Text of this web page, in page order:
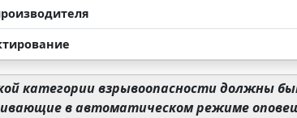
категории взрывоопасности должны
в автоматическом режиме